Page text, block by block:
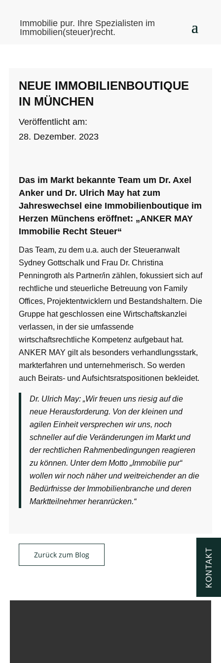
Immobilie pur. Ihre Spezialisten im
Immobilien(steuer)recht.
NEUE IMMOBILIENBOUTIQUE
IN MÜNCHEN
Veröffentlicht am:
28. Dezember. 2023
Das im Markt bekannte Team um Dr. Axel
Anker und Dr. Ulrich May hat zum
Jahreswechsel eine Immobilienboutique im
Herzen Münchens eröffnet: „ANKER MAY
Immobilie Recht Steuer“
Das Team, zu dem u.a. auch der Steueranwalt
Sydney Gottschalk und Frau Dr. Christina
Penningroth als Partner/in zählen, fokussiert sich auf
rechtliche und steuerliche Betreuung von Family
Offices, Projektentwicklern und Bestandshaltern. Die
Gruppe hat geschlossen eine Wirtschaftskanzlei
verlassen, in der sie umfassende
wirtschaftsrechtliche Kompetenz aufgebaut hat.
ANKER MAY gilt als besonders verhandlungsstark,
markterfahren und unternehmerisch. So werden
auch Beirats- und Aufsichtsratspositionen bekleidet.
Dr. Ulrich May: „Wir freuen uns riesig auf die
neue Herausforderung. Von der kleinen und
agilen Einheit versprechen wir uns, noch
schneller auf die Veränderungen im Markt und
der rechtlichen Rahmenbedingungen reagieren
zu können. Unter dem Motto „Immobilie pur“
wollen wir noch näher und weitreichender an die
Bedürfnisse der Immobilienbranche und deren
Marktteilnehmer heranrücken.“
Zurück zum Blog KONTAKT